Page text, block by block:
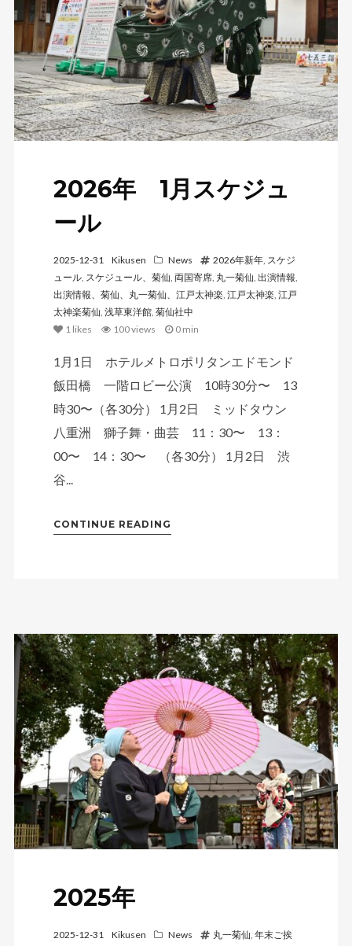
2026年 1月スケジュ
ール
2025-12-31 Kikusen News 2026年新年, スケジ
ュール, スケジュール、菊仙 両国寄席, 丸一菊仙 出演情報
出演情報、菊仙、丸一菊仙、江戸太神楽 江戸太神楽 江戸
太神楽菊仙 浅草東洋館, 菊仙社中
1 likes 100 views 0 min
1月1日 ホテルメトロポリタンエドモンド
飯田橋 一階ロビー公演 10時30分〜 13
時30〜（各30分） 1月2日 ミッドタウン
八重洲 獅子舞・曲芸 11：30〜 13：
00〜 14：30〜 （各30分） 1月2日 渋
谷...
CONTINUE READING
2025年
2025-12-31 Kikusen News 丸一菊仙, 年末ご挨